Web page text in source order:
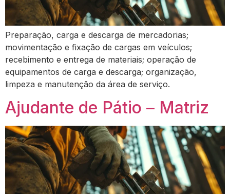
Preparação, carga e descarga de mercadorias;
movimentação e fixação de cargas em veículos;
recebimento e entrega de materiais; operação de
equipamentos de carga e descarga; organização,
limpeza e manutenção da área de serviço.
Ajudante de Pátio – Matriz